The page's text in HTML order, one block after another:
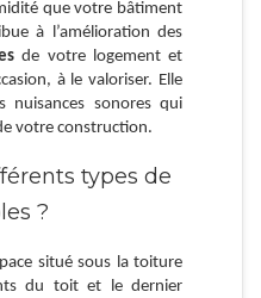
que votre bâtiment
à l’amélioration des
de votre logement et
à le valoriser. Elle
nuisances sonores qui
votre construction.
types de
?
situé sous la toiture
du toit et le dernier